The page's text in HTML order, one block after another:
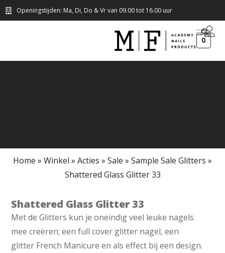
Openingstijden: Ma, Di, Do & Vr van 09.00 tot 16.00 uur
0
Home » Winkel » Acties » Sale » Sample Sale Glitters »
Shattered Glass Glitter 33
Shattered Glass Glitter 33
Met de Glitters kun je oneindig veel leuke nagels
mee creëren; een full cover glitter nagel, een
glitter French Manicure en als effect bij een design.